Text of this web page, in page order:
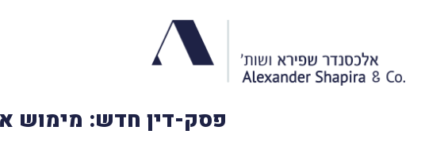
פסק-דין חדש: מימוש אופציות